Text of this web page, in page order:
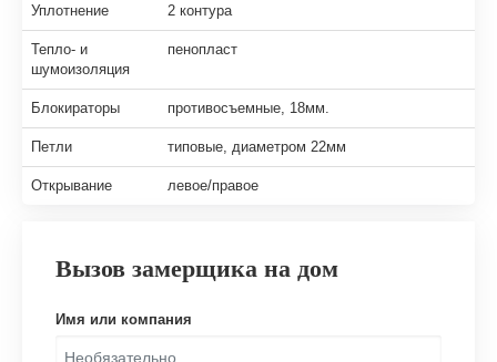
Уплотнение 2 контура
Тепло- и
шумоизоляция
пенопласт
Блокираторы противосъемные, 18мм.
Петли типовые, диаметром 22мм
Открывание левое/правое
Вызов замерщика на дом
Имя или компания